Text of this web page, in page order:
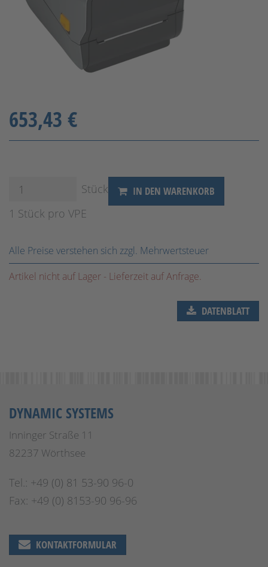
653,43 €
Stück IN DEN WARENKORB
1 Stück pro VPE
Alle Preise verstehen sich zzgl. Mehrwertsteuer
Artikel nicht auf Lager - Lieferzeit auf Anfrage.
DATENBLATT
DYNAMIC SYSTEMS
Inninger Straße 11
82237 Wörthsee
Tel.: +49 (0) 81 53-90 96-0
Fax: +49 (0) 8153-90 96-96
KONTAKTFORMULAR